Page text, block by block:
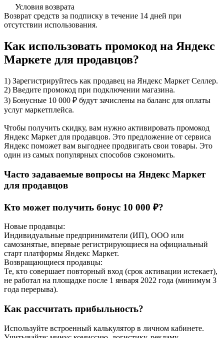
Условия возврата
Возврат средств за подписку в течение 14 дней при
отсутствии использования.
Как использовать промокод на Яндекс
Маркете для продавцов?
1) Зарегистрируйтесь как продавец на Яндекс Маркет Селлер.
2) Введите промокод при подключении магазина.
3) Бонусные 10 000 ₽ будут зачислены на баланс для оплаты
услуг маркетплейса.
Чтобы получить скидку, вам нужно активировать промокод
Яндекс Маркет для продавцов. Это предложение от сервиса
Яндекс поможет вам выгоднее продвигать свои товары. Это
один из самых популярных способов сэкономить.
Часто задаваемые вопросы на Яндекс Маркет
для продавцов
Кто может получить бонус 10 000 ₽?
Новые продавцы:
Индивидуальные предприниматели (ИП), ООО или
самозанятые, впервые регистрирующиеся на официальный
старт платформы Яндекс Маркет.
Возвращающиеся продавцы:
Те, кто совершает повторный вход (срок активации истекает),
не работал на площадке после 1 января 2022 года (минимум 3
года перерыва).
Как рассчитать прибыльность?
Используйте встроенный калькулятор в личном кабинете.